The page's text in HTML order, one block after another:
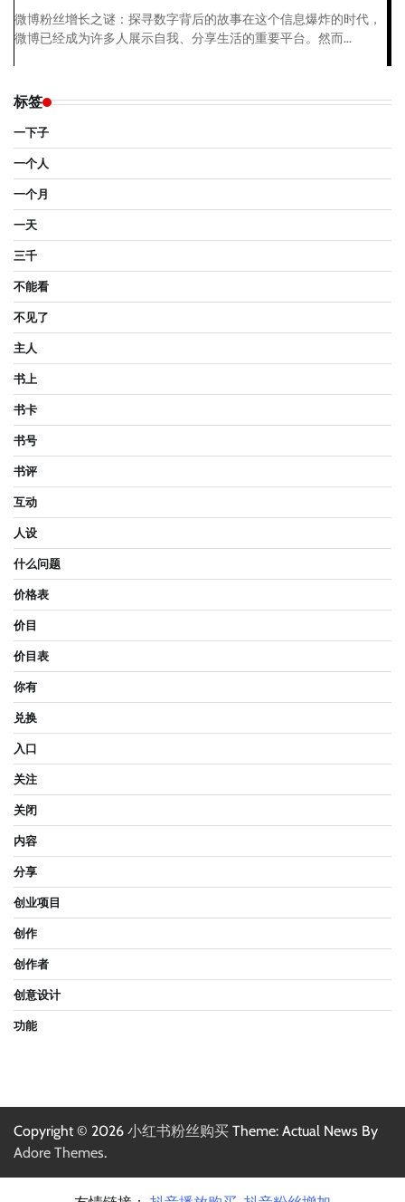
微博粉丝增长之谜：探寻数字背后的故事在这个信息爆炸的时代，
微博已经成为许多人展示自我、分享生活的重要平台。然而...
标签
一下子
一个人
一个月
一天
三千
不能看
不见了
主人
书上
书卡
书号
书评
互动
人设
什么问题
价格表
价目
价目表
你有
兑换
入口
关注
关闭
内容
分享
创业项目
创作
创作者
创意设计
功能
Copyright © 2026 小红书粉丝购买 Theme: Actual News By
Adore Themes.